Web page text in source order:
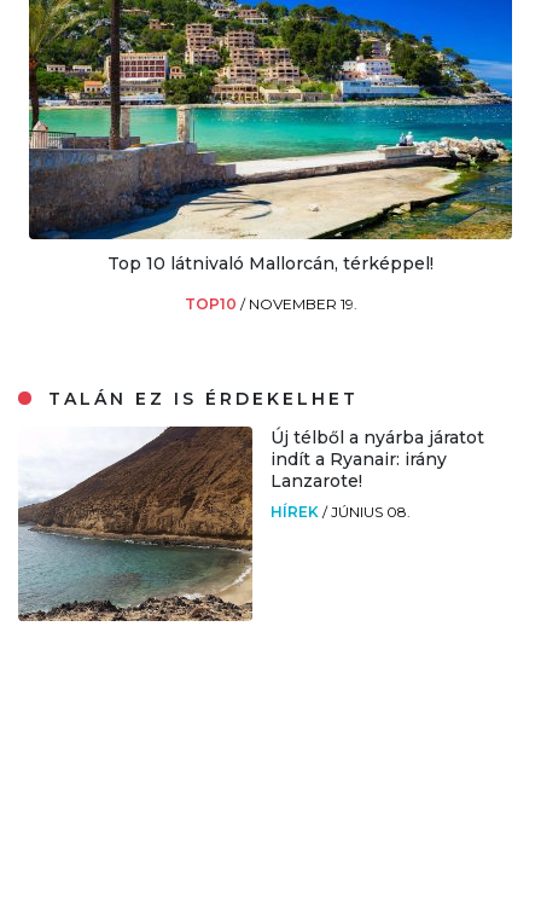
Top 10 látnivaló Mallorcán, térképpel!
TOP10 / NOVEMBER 19.
TALÁN EZ IS ÉRDEKELHET
Új télből a nyárba járatot
indít a Ryanair: irány
Lanzarote!
HÍREK /JÚNIUS 08.